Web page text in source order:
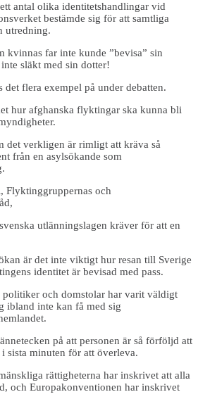
antal olika identitetshandlingar vid
bestämde sig för att samtliga
utredning.
kvinnas far inte kunde ”bevisa” sin
släkt med sin dotter!
det flera exempel på under debatten.
hur afghanska flyktingar ska kunna bli
det verkligen är rimligt att kräva så
från en asylsökande som
Flyktinggruppernas och
utlänningslagen kräver för att en
är det inte viktigt hur resan till Sverige
identitet är bevisad med pass.
politiker och domstolar har varit väldigt
ibland inte kan få med sig
på att personen är så förföljd att
sista minuten för att överleva.
rättigheterna har inskrivet att alla
och Europakonventionen har inskrivet